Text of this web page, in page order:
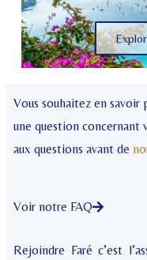
Vous souhaitez en
une question
aux questions avant de
Voir notre FAQ
Rejoindre Faré c’est